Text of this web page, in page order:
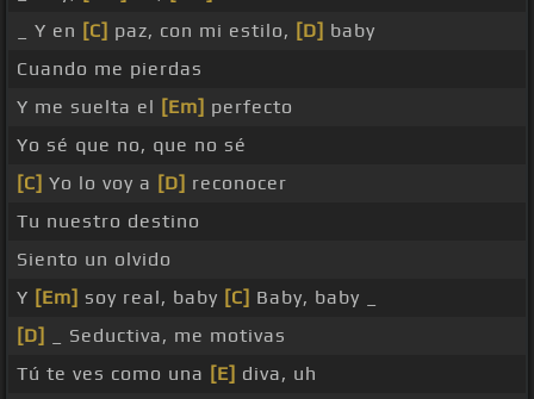
_ Y en [C] paz, con mi estilo, [D] baby
Cuando me pierdas
Y me suelta el [Em] perfecto
Yo sé que no, que no sé
[C] Yo lo voy a [D] reconocer
Tu nuestro destino
Siento un olvido
Y [Em] soy real, baby [C] Baby, baby _
[D]
_ Seductiva, me motivas
Tú te ves como una [E] diva, uh